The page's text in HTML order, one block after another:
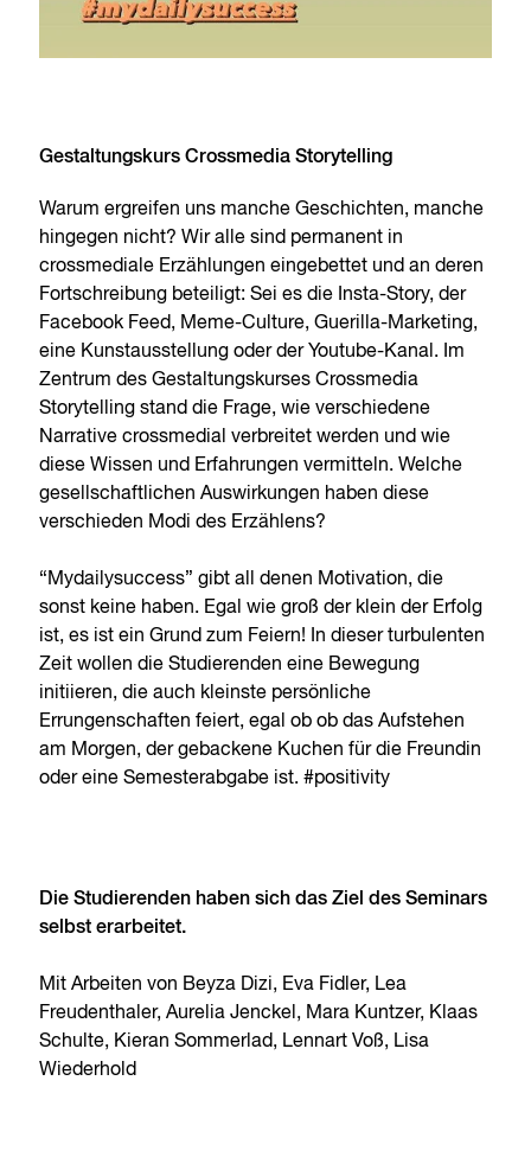
Gestaltungskurs Crossmedia Storytelling
Warum ergreifen uns manche Geschichten, manche
hingegen nicht? Wir alle sind permanent in
crossmediale Erzählungen eingebettet und an deren
Fortschreibung beteiligt: Sei es die Insta-Story, der
Facebook Feed, Meme-Culture, Guerilla-Marketing,
eine Kunstausstellung oder der Youtube-Kanal. Im
Zentrum des Gestaltungskurses Crossmedia
Storytelling stand die Frage, wie verschiedene
Narrative crossmedial verbreitet werden und wie
diese Wissen und Erfahrungen vermitteln. Welche
gesellschaftlichen Auswirkungen haben diese
verschieden Modi des Erzählens?
“Mydailysuccess” gibt all denen Motivation, die
sonst keine haben. Egal wie groß der klein der Erfolg
ist, es ist ein Grund zum Feiern! In dieser turbulenten
Zeit wollen die Studierenden eine Bewegung
initiieren, die auch kleinste persönliche
Errungenschaften feiert, egal ob ob das Aufstehen
am Morgen, der gebackene Kuchen für die Freundin
oder eine Semesterabgabe ist. #positivity
Die Studierenden haben sich das Ziel des Seminars
selbst erarbeitet.
Mit Arbeiten von Beyza Dizi, Eva Fidler, Lea
Freudenthaler, Aurelia Jenckel, Mara Kuntzer, Klaas
Schulte, Kieran Sommerlad, Lennart Voß, Lisa
Wiederhold